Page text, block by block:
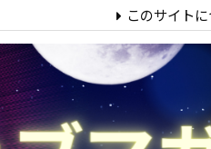
このサイト